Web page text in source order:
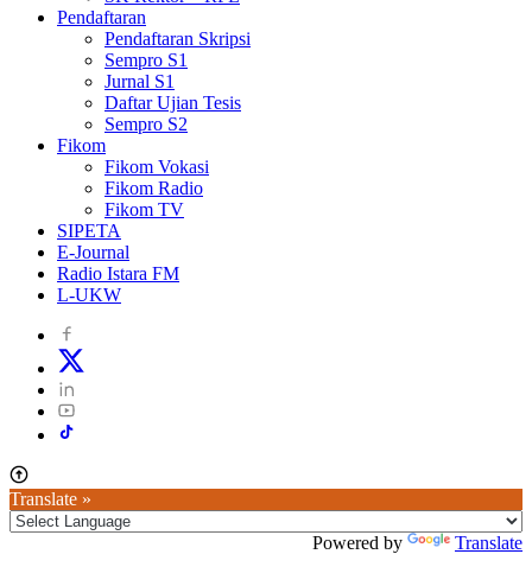
Pendaftaran
Pendaftaran Skripsi
Sempro S1
Jurnal S1
Daftar Ujian Tesis
Sempro S2
Fikom
Fikom Vokasi
Fikom Radio
Fikom TV
SIPETA
E-Journal
Radio Istara FM
L-UKW
Translate »
Powered by Translate